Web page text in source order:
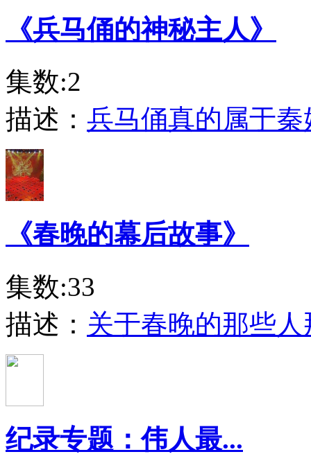
《兵马俑的神秘主人》
集数:2
描述： 兵马俑真的属于秦
《春晚的幕后故事》
集数:33
描述： 关于春晚的那些
纪录专题：伟人最...